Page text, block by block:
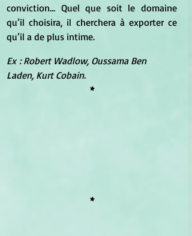
conviction… Quel que soit le domaine
qu’il choisira, il cherchera à exporter ce
qu’il a de plus intime.
Ex : Robert Wadlow, Oussama Ben
Laden, Kurt Cobain.
*
*